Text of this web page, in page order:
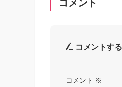
コメント
コメントする
コメント ※